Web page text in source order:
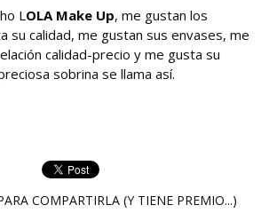
LOLA Make Up, me gustan los
su calidad, me gustan sus envases, me
calidad-precio y me gusta su
sobrina se llama así.
COMPARTIRLA (Y TIENE PREMIO...)